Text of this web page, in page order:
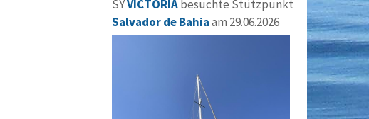
SYVICTORIAbesuchte Stützpunkt
Salvador de Bahiaam 29.06.2026